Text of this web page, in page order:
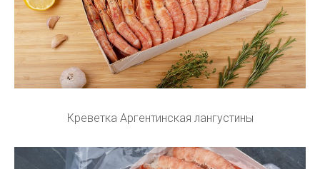
Креветка Аргентинская лангустины